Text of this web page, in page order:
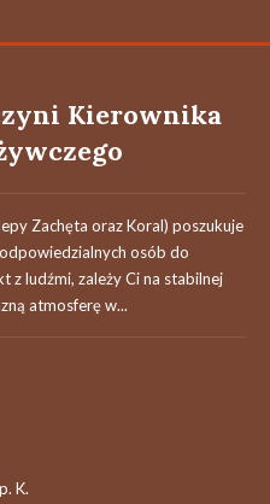
Kierownika
Zachęta oraz Koral) poszukuje
osób do
z ludźmi, zależy Ci na stabilnej
atmosferę w...
K.